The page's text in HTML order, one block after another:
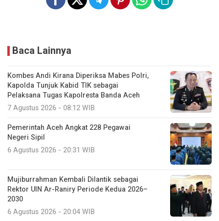
Baca Lainnya
Kombes Andi Kirana Diperiksa Mabes Polri,
Kapolda Tunjuk Kabid TIK sebagai
Pelaksana Tugas Kapolresta Banda Aceh
7 Agustus 2026 - 08:12 WIB
Pemerintah Aceh Angkat 228 Pegawai
Negeri Sipil
6 Agustus 2026 - 20:31 WIB
Mujiburrahman Kembali Dilantik sebagai
Rektor UIN Ar-Raniry Periode Kedua 2026–
2030
6 Agustus 2026 - 20:04 WIB